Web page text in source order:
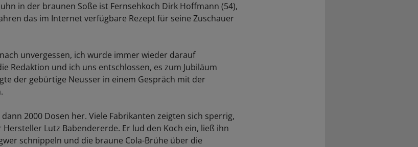
in der braunen Soße ist Fernsehkoch Dirk Hoffmann (54),
das im Internet verfügbare Rezept für seine Zuschauer
unvergessen, ich wurde immer wieder darauf
Redaktion und ich uns entschlossen, es zum Jubiläum
der gebürtige Neusser in einem Gespräch mit der
2000 Dosen her. Viele Fabrikanten zeigten sich sperrig,
Lutz Babendererde. Er lud den Koch ein, ließ ihn
schnippeln und die braune Cola-Brühe über die